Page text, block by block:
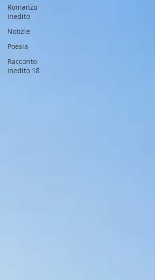
Romanzo
Inedito
Notizie
Poesia
Racconto
Inedito 18